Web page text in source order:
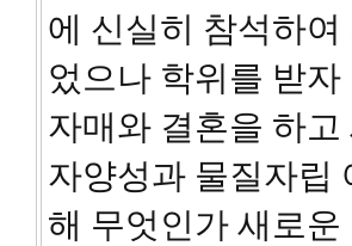
에 신실히 참석하
었으나 학위를 받
자매와 결혼을 하
자양성과 물질자립
해 무엇인가 새로